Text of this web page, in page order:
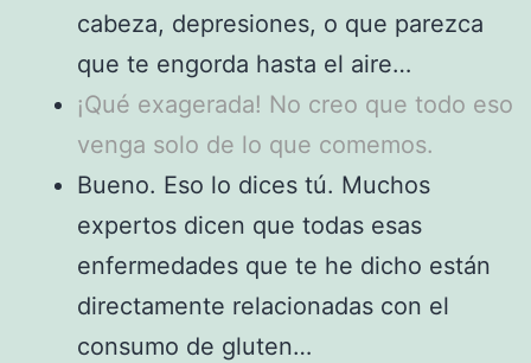
cabeza, depresiones, o que parezca
que te engorda hasta el aire…
¡Qué exagerada! No creo que todo eso
venga solo de lo que comemos.
Bueno. Eso lo dices tú. Muchos
expertos dicen que todas esas
enfermedades que te he dicho están
directamente relacionadas con el
consumo de gluten…